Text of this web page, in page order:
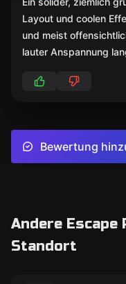
Layout und coolen
und meist
lauter Anspannung
Bewertung
Andere Escape
Standort